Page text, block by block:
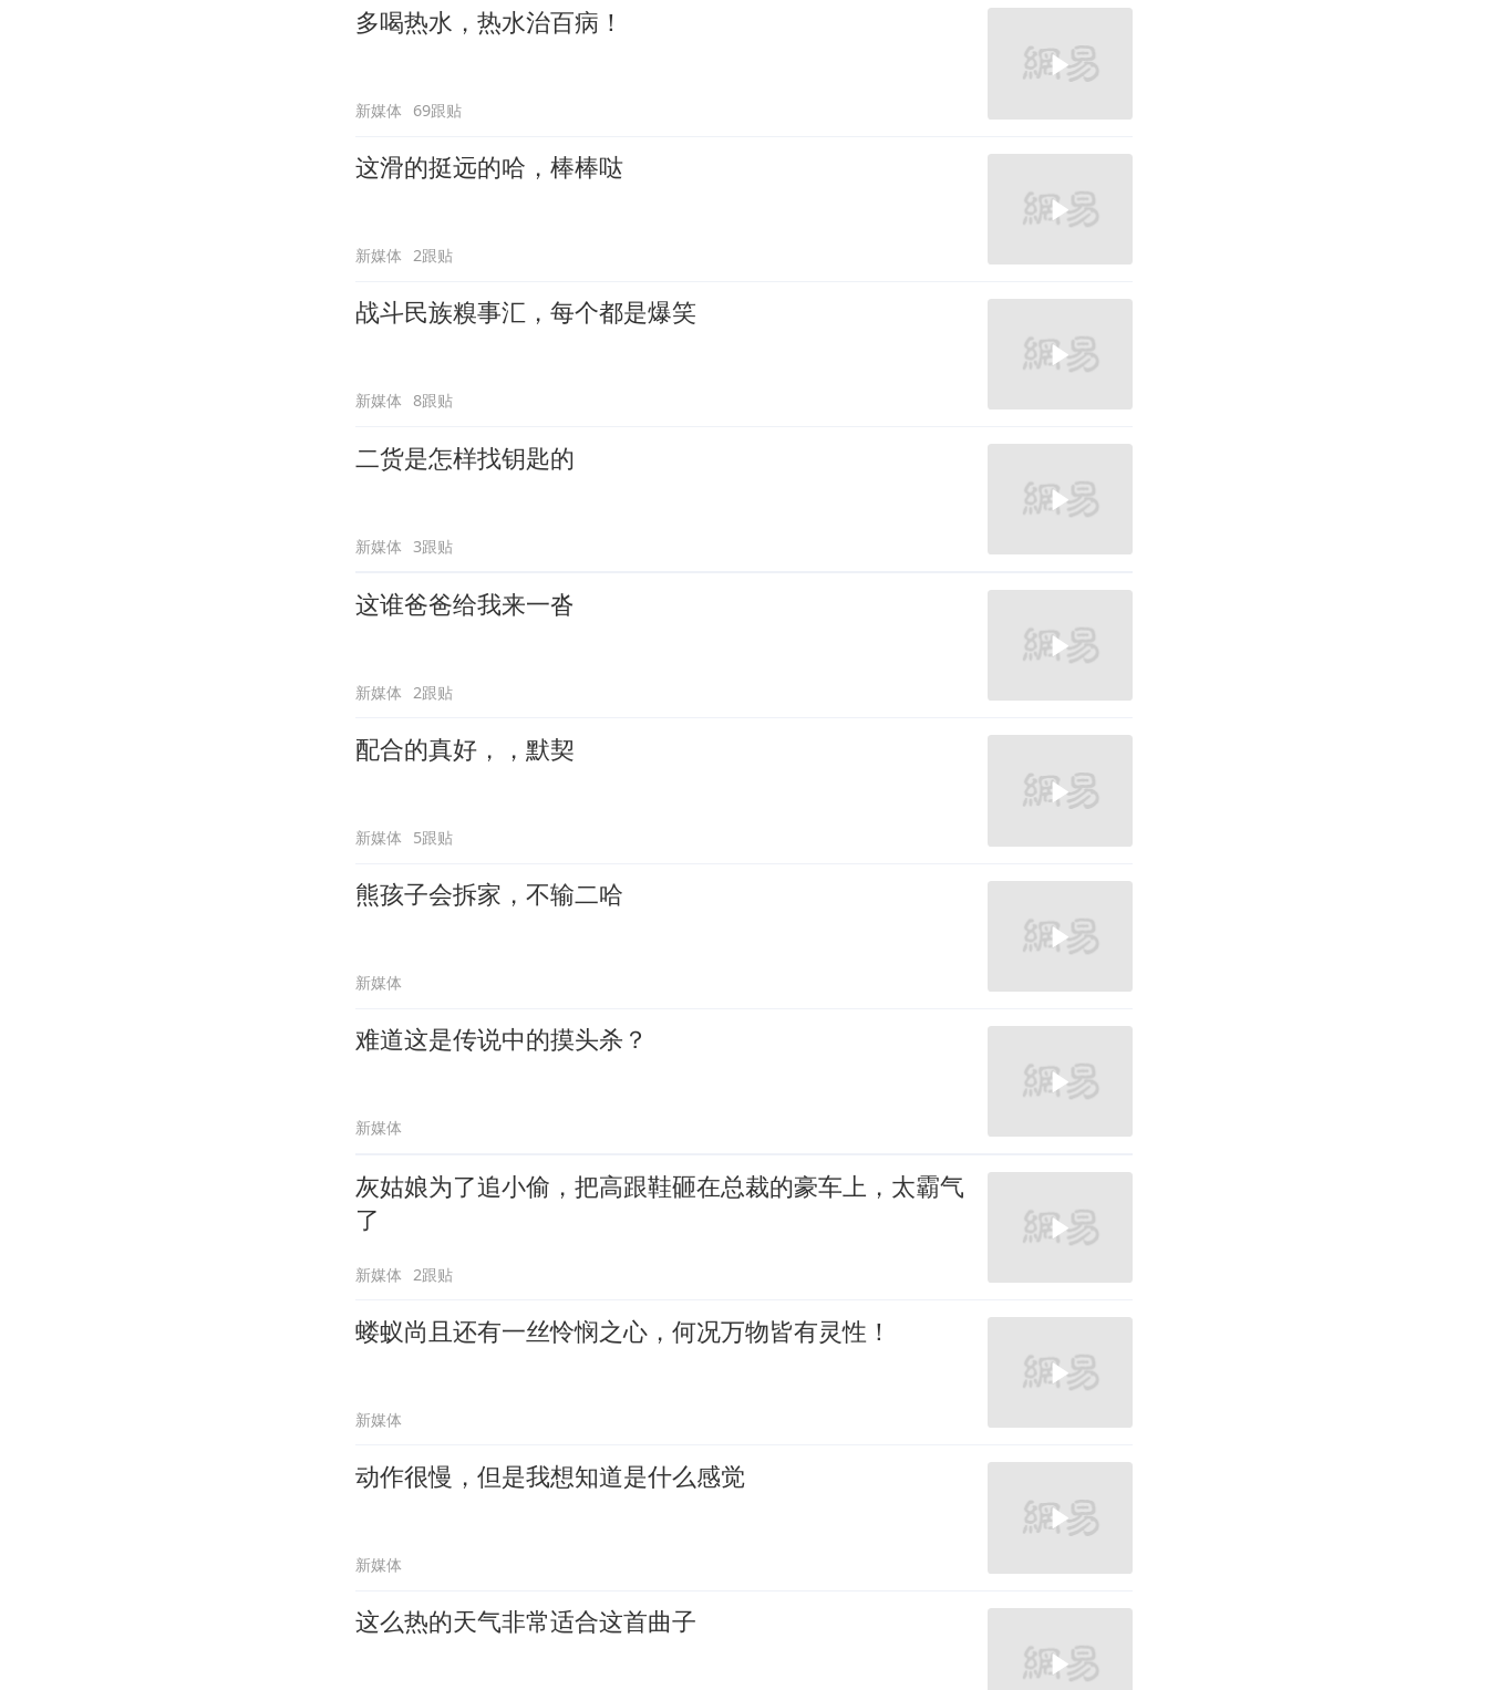
多喝热水，热水治百病！
新媒体 69跟贴
这滑的挺远的哈，棒棒哒
新媒体 2跟贴
战斗民族糗事汇，每个都是爆笑
新媒体 8跟贴
二货是怎样找钥匙的
新媒体 3跟贴
这谁爸爸给我来一沓
新媒体 2跟贴
配合的真好，，默契
新媒体 5跟贴
熊孩子会拆家，不输二哈
新媒体
难道这是传说中的摸头杀？
新媒体
灰姑娘为了追小偷，把高跟鞋砸在总裁的豪车上，太霸气
了
新媒体 2跟贴
蝼蚁尚且还有一丝怜悯之心，何况万物皆有灵性！
新媒体
动作很慢，但是我想知道是什么感觉
新媒体
这么热的天气非常适合这首曲子